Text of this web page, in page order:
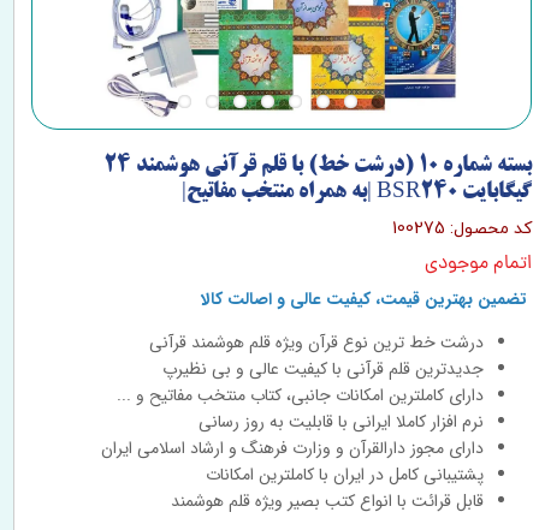
بسته شماره 10 (درشت خط) با قلم قرآنی هوشمند 24
گیگابایت BSR240 |به همراه منتخب مفاتیح|
کد محصول: 100275
اتمام موجودی
تضمین بهترین قیمت، کیفیت عالی و اصالت کالا
درشت خط ترین نوع قرآن ویژه قلم هوشمند قرآنی
جدیدترین قلم قرآنی با کیفیت عالی و بی نظیرپ
دارای کاملترین امکانات جانبی، کتاب منتخب مفاتیح و ...
نرم افزار کاملا ایرانی با قابلیت به روز رسانی
دارای مجوز دارالقرآن و وزارت فرهنگ و ارشاد اسلامی ایران
پشتیبانی کامل در ایران با کاملترین امکانات
قابل قرائت با انواع کتب بصیر ویژه قلم هوشمند